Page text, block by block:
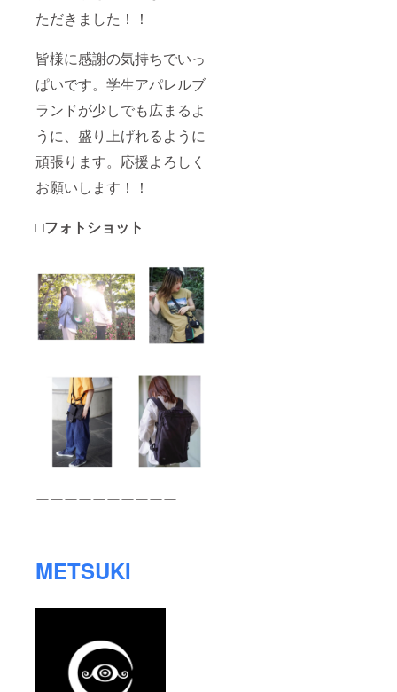
ただきました！！
皆様に感謝の気持ちでいっ
ぱいです。学生アパレルブ
ランドが少しでも広まるよ
うに、盛り上げれるように
頑張ります。応援よろしく
お願いします！！
□フォトショット
ーーーーーーーーーー
METSUKI